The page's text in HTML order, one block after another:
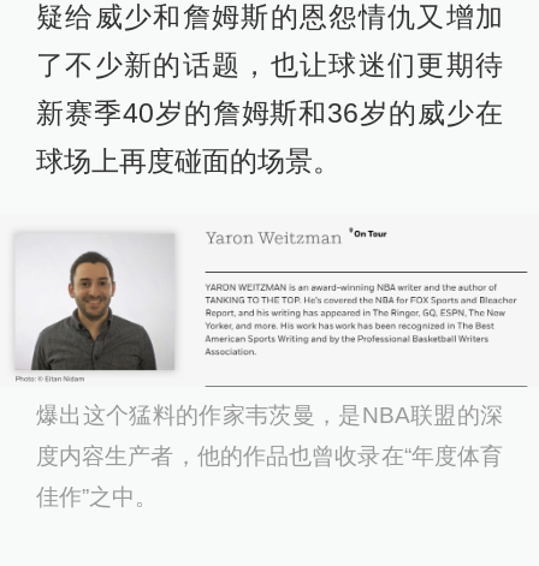
疑给威少和詹姆斯的恩怨情仇又增加
了不少新的话题，也让球迷们更期待
新赛季40岁的詹姆斯和36岁的威少在
球场上再度碰面的场景。
爆出这个猛料的作家韦茨曼，是NBA联盟的深
度内容生产者，他的作品也曾收录在“年度体育
佳作”之中。